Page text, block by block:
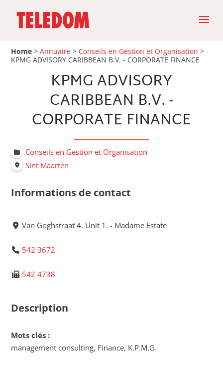
Home >Annuaire > Conseils en Gestion et Organisation >
KPMG ADVISORY CARIBBEAN B.V. - CORPORATE FINANCE
KPMG ADVISORY
CARIBBEAN B.V. -
CORPORATE FINANCE
Conseils en Gestion et Organisation
Sint Maarten
Informations de contact
Van Goghstraat 4. Unit 1. - Madame Estate
542 3672
542 4738
Description
Mots clés :
management consulting, Finance, K.P.M.G.